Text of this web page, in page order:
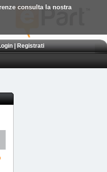
consulta la nostra
|Registrati